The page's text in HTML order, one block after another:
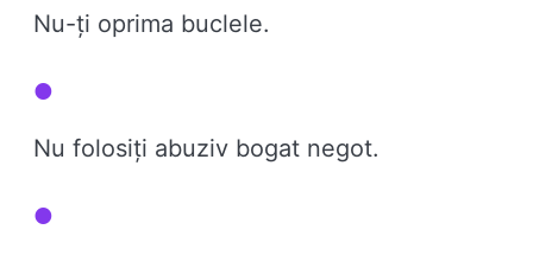
Nu-ți oprima buclele.
Nu folosiți abuziv bogat negot.